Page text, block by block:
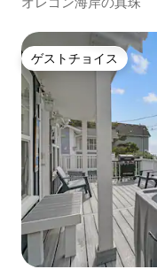
ゲストチョイス
ゲストチョイス